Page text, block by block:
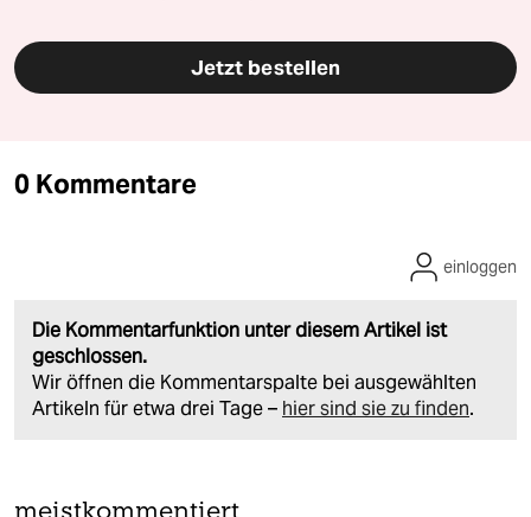
Jetzt bestellen
0 Kommentare
Die Kommentarfunktion unter diesem Artikel ist
geschlossen.
Wir öffnen die Kommentarspalte bei ausgewählten
Artikeln für etwa drei Tage – hier sind sie zu finden.
einloggen